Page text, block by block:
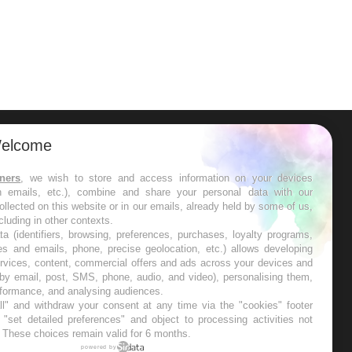
les semaines les meilleures
, we wish to store and access information on your devices
emails, etc.), combine and share your personal data with our
on this website or in our emails, already held by some of us,
in other contexts.
(identifiers, browsing, preferences, purchases, loyalty programs,
and emails, phone, precise geolocation, etc.) allows developing
content, commercial offers and ads across your devices and
email, post, SMS, phone, audio, and video), personalising them,
and analysing audiences.
and withdraw your consent at any time via the "cookies" footer
detailed preferences" and object to processing activities not
choices remain valid for 6 months.
powered by